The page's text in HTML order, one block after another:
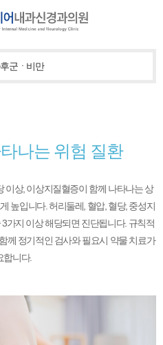
군ㆍ비만
나는 위험 질환
이상, 이상지질혈증이 함께 나타나는 상
높입니다.허리둘레, 혈압, 혈당, 중성지
가지 이상 해당되면 진단됩니다. 규칙적
께 정기적인 검사와 필요시 약물 치료가
합니다.